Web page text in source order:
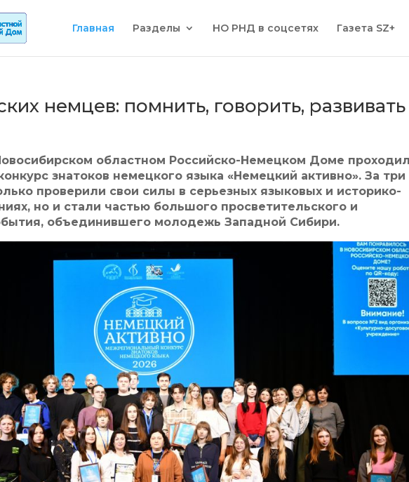
Главная Разделы НО РНД в соцсетях Газета SZ+
немцев: помнить, говорить, развивать
областном Российско-Немецком Доме
знатоков немецкого языка «Немецкий активно». За
проверили свои силы в серьезных языковых и историко-
но и стали частью большого просветительского и
объединившего молодежь Западной Сибири.